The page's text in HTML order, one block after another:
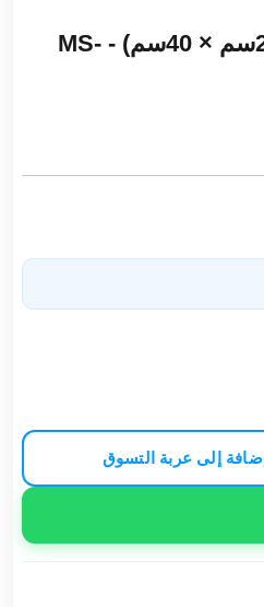
مكتبة ديكور مودرن خشب MDF (200سم × 200سم × 40سم) - MS-
إضافة إلى عربة التسوق